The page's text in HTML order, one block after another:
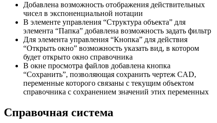
Добавлена возможность отображения действительных
чисел в экспоненциальной нотации
В элементе управления “Структура объекта” для
элемента “Папка” добавлена возможность задать фильтр
Для элемента управления “Кнопка” для действия
“Открыть окно” возможность указать вид, в котором
будет открыто окно справочника
В окне просмотра файлов добавлена кнопка
“Сохранить”, позволяющая сохранить чертеж CAD,
переменные которого связаны с текущим объектом
справочника с сохранением значений этих переменных
Справочная система